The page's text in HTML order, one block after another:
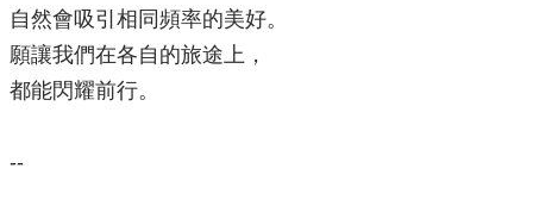
自然會吸引相同頻率的美好。
願讓我們在各自的旅途上，
都能閃耀前行。
--